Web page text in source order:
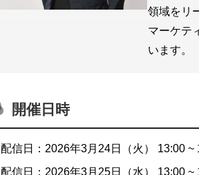
領域をリ
マーケテ
います。
開催日時
配信日：2026年3月24日（火） 13:00 ~
配信日：2026年3月25日（水） 13:00 ~